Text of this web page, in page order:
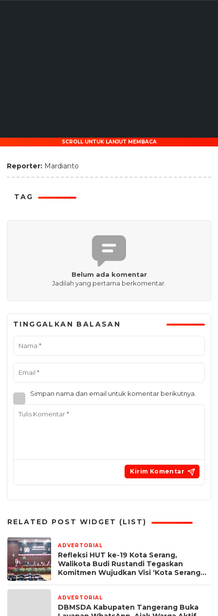
SCROLL UNTUK LANJUT MEMBACA
Reporter: Mardianto
TAG
Belum ada komentar
Jadilah yang pertama berkomentar.
TINGGALKAN BALASAN
Simpan nama dan email untuk komentar berikutnya.
RELATED POST WIDGET (LIST)
ADVERTORIAL
Refleksi HUT ke-19 Kota Serang,
Walikota Budi Rustandi Tegaskan
Komitmen Wujudkan Visi ‘Kota Serang
ADVERTORIAL
DBMSDA Kabupaten Tangerang Buka